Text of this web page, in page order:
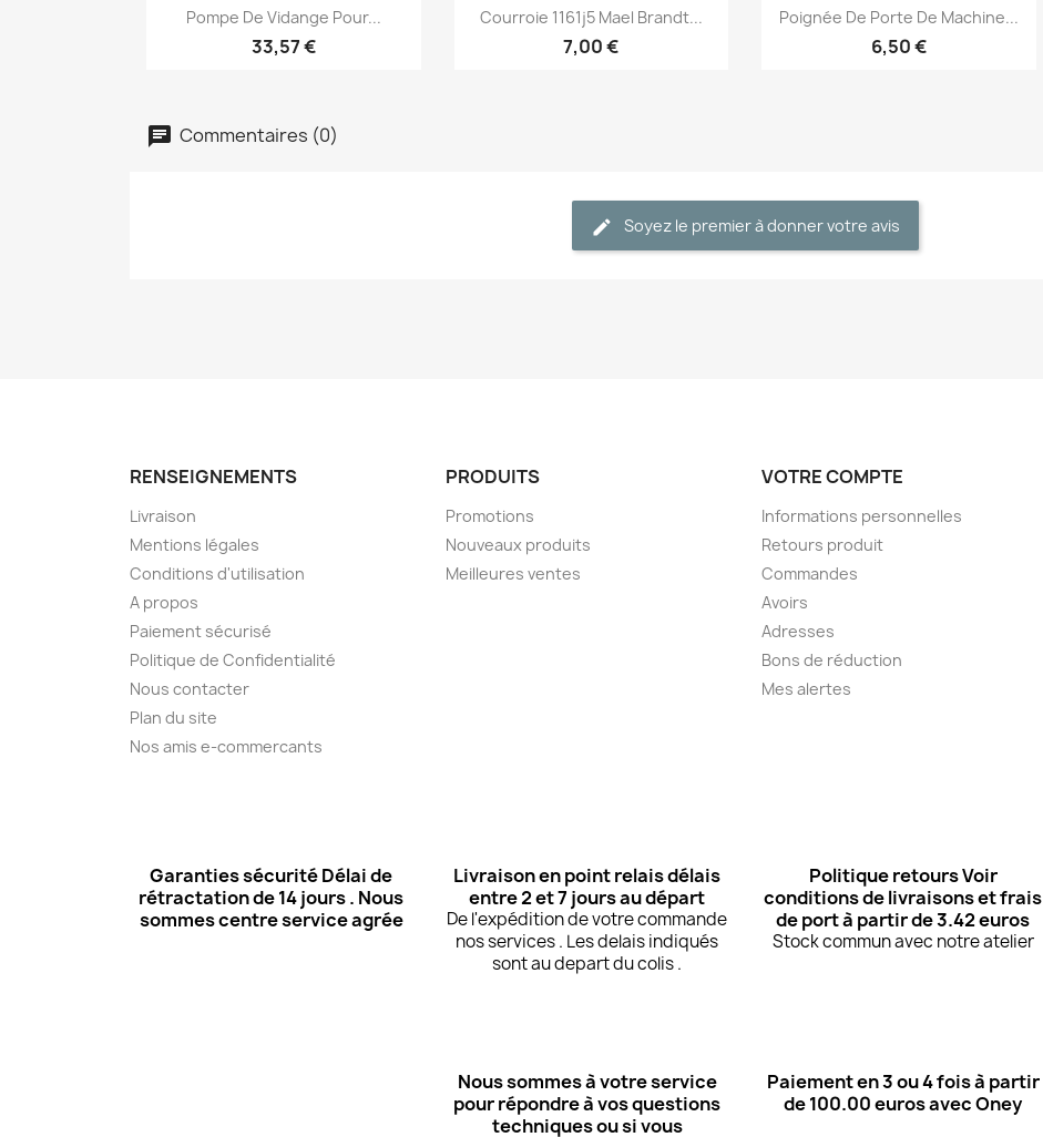
Aperçu rapide
Pompe De Vidange Pour...
33,57 €
Aperçu rapide
Courroie 1161j5 Mael Brandt...
7,00 €
Aperçu rapide
Poignée De Porte De Machine...
6,50 €
Commentaires (0)
Soyez le premier à donner votre avis
RENSEIGNEMENTS
Livraison
Mentions légales
Conditions d'utilisation
A propos
Paiement sécurisé
Politique de Confidentialité
Nous contacter
Plan du site
Nos amis e-commercants
PRODUITS
Promotions
Nouveaux produits
Meilleures ventes
VOTRE COMPTE
Informations personnelles
Retours produit
Commandes
Avoirs
Adresses
Bons de réduction
Mes alertes
Garanties sécurité Délai de
rétractation de 14 jours . Nous
sommes centre service agrée
Livraison en point relais délais
entre 2 et 7 jours au départ
De l'expédition de votre commande
nos services . Les delais indiqués
sont au depart du colis .
Politique retours Voir
conditions de livraisons et frais
de port à partir de 3.42 euros
Stock commun avec notre atelier
Nous sommes à votre service
pour répondre à vos questions
techniques ou si vous
Paiement en 3 ou 4 fois à partir
de 100.00 euros avec Oney